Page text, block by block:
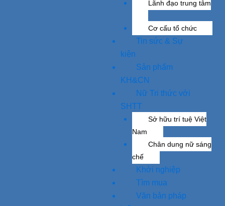
Lãnh đạo trung tâm
Cơ cấu tổ chức
Tin sức & Sự
kiện
Sản phẩm
KH&CN
Nữ Tri thức với
SHTT
Sở hữu trí tuệ Việt
Nam
Chân dung nữ sáng
chế
Khởi nghiệp
Tìm mua
Văn bản pháp